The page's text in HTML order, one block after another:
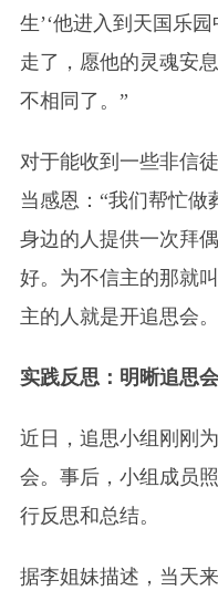
生’‘他进入到天国乐
走了，愿他的灵魂安
不相同了。”
对于能收到一些非信
当感恩：“我们帮忙做
身边的人提供一次拜
好。为不信主的那就
主的人就是开追思会
实践反思：明晰追思
近日，追思小组刚刚
会。事后，小组成员
行反思和总结。
据李姐妹描述，当天